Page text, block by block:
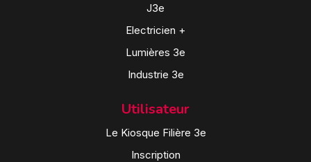
J3e
Electricien +
Lumières 3e
Industrie 3e
Utilisateur
Le Kiosque Filière 3e
Inscription